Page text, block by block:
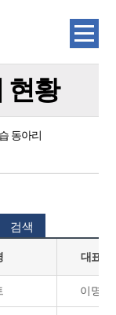
현황
동아리
검색
대표자
이명자